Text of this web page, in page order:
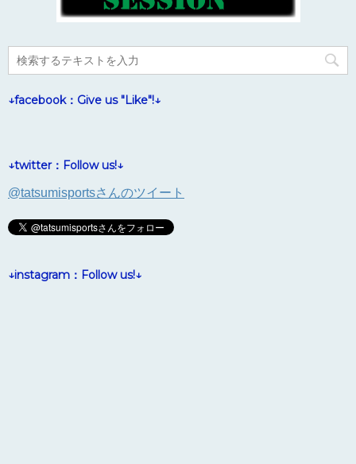
↓facebook：Give us "Like"!↓
↓twitter：Follow us!↓
@tatsumisportsさんのツイート
↓instagram：Follow us!↓